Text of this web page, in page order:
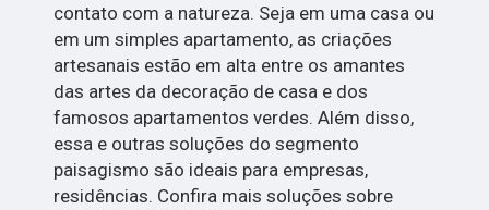
contato com a natureza. Seja em uma casa ou
em um simples apartamento, as criações
artesanais estão em alta entre os amantes
das artes da decoração de casa e dos
famosos apartamentos verdes. Além disso,
essa e outras soluções do segmento
paisagismo são ideais para empresas,
residências. Confira mais soluções sobre